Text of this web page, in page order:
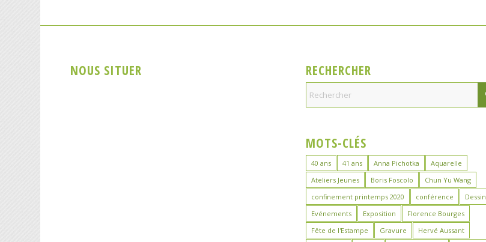
NOUS SITUER RECHERCHER
MOTS-CLÉS
40 ans 41 ans Anna Pichotka
Aquarelle
Ateliers Jeunes
Boris Foscolo
Chun Yu Wang
confinement printemps 2020
conférence
Dessin
Evénements
Exposition
Florence Bourges
Fête de l'Estampe
Gravure Hervé Aussant